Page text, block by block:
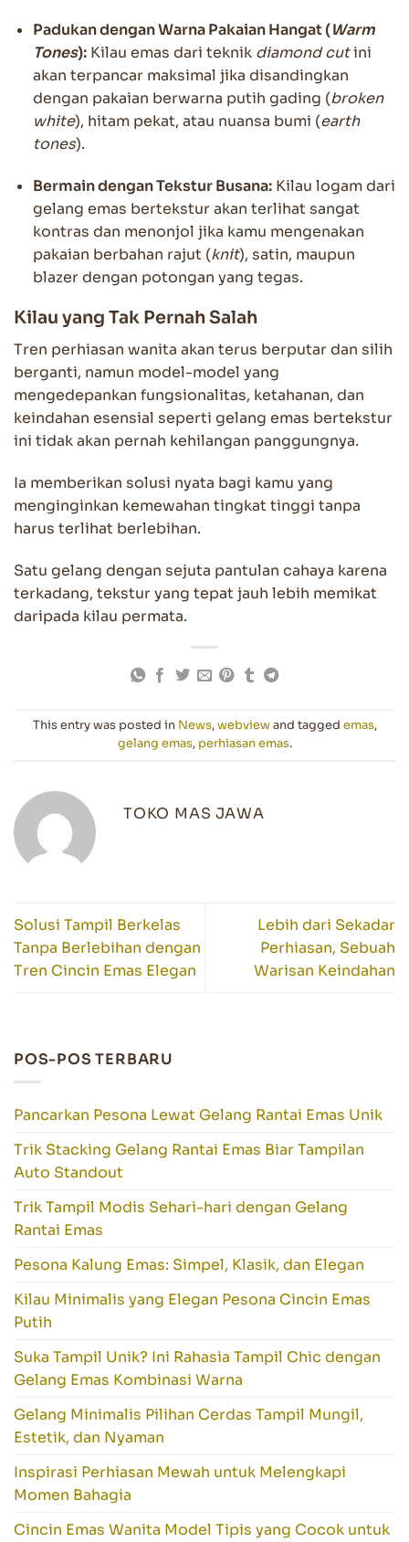
Padukan dengan Warna Pakaian Hangat (Warm
Tones):Kilau emas dari teknik diamond cutini
akan terpancar maksimal jika disandingkan
dengan pakaian berwarna putih gading (broken
white), hitam pekat, atau nuansa bumi (earth
tones).
Bermain dengan Tekstur Busana:Kilau logam dari
gelang emas bertekstur akan terlihat sangat
kontras dan menonjol jika kamu mengenakan
pakaian berbahan rajut (knit), satin, maupun
blazer dengan potongan yang tegas.
Kilau yang Tak Pernah Salah
Tren perhiasan wanita akan terus berputar dan silih
berganti, namun model-model yang
mengedepankan fungsionalitas, ketahanan, dan
keindahan esensial seperti gelang emas bertekstur
ini tidak akan pernah kehilangan panggungnya.
Ia memberikan solusi nyata bagi kamu yang
menginginkan kemewahan tingkat tinggi tanpa
harus terlihat berlebihan.
Satu gelang dengan sejuta pantulan cahaya karena
terkadang, tekstur yang tepat jauh lebih memikat
daripada kilau permata.
This entry was posted in News,webviewand tagged emas,
gelang emas, perhiasan emas.
TOKO MAS JAWA
Solusi Tampil Berkelas
Tanpa Berlebihan dengan
Tren Cincin Emas Elegan
Lebih dari Sekadar
Perhiasan, Sebuah
Warisan Keindahan
POS-POS TERBARU
Pancarkan Pesona Lewat Gelang Rantai Emas Unik
Trik Stacking Gelang Rantai Emas Biar Tampilan
Auto Standout
Trik Tampil Modis Sehari-hari dengan Gelang
Rantai Emas
Pesona Kalung Emas: Simpel, Klasik, dan Elegan
Kilau Minimalis yang Elegan Pesona Cincin Emas
Putih
Suka Tampil Unik? Ini Rahasia Tampil Chic dengan
Gelang Emas Kombinasi Warna
Gelang Minimalis Pilihan Cerdas Tampil Mungil,
Estetik, dan Nyaman
Inspirasi Perhiasan Mewah untuk Melengkapi
Momen Bahagia
Cincin Emas Wanita Model Tipis yang Cocok untuk